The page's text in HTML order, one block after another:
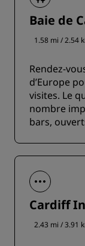
Baie de
1.58 mi / 2.54
Rendez-
d’Europe
visites. Le
nombre
bars,
Cardiff
2.43 mi / 3.91